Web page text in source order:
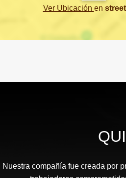
Ver Ubicación en
Nuestra compañía fue creada por